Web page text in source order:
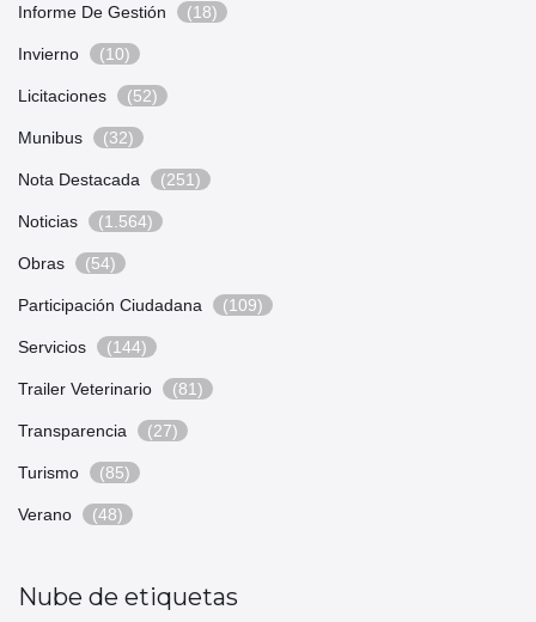
Informe De Gestión (18)
Invierno (10)
Licitaciones (52)
Munibus (32)
Nota Destacada (251)
Noticias (1.564)
Obras (54)
Participación Ciudadana (109)
Servicios (144)
Trailer Veterinario (81)
Transparencia (27)
Turismo (85)
Verano (48)
Nube de etiquetas